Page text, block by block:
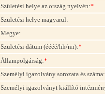
Születési helye az ország nyelvén:*
Születési helye magyarul:
Megye:
Születési dátum (éééé/hh/nn):*
Állampolgárság:*
Személyi igazolvány sorozata és száma:
Személyi igazolványt kiállító